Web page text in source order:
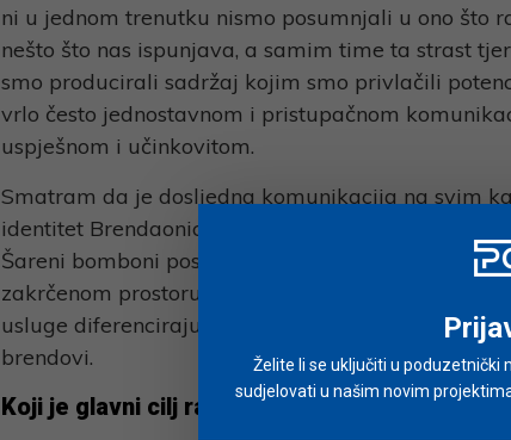
ni u jednom trenutku nismo posumnjali u ono što
nešto što nas ispunjava, a samim time ta strast
smo producirali sadržaj kojim smo privlačili
vrlo često jednostavnom i pristupačnom
uspješnom i učinkovitom.
Smatram da je dosljedna komunikacija na svim
identitet Brendaonice imao velik učinak na
Šareni bomboni postali su prepoznatljivi te su
zakrčenom prostoru društvenih mreža, baš kao što
usluge diferenciraju nekim svojim komparativnim
brendovi.
Koji je glavni cilj radionice? Čemu želite
Želite li se uključiti u
sudjelovati u našim novim